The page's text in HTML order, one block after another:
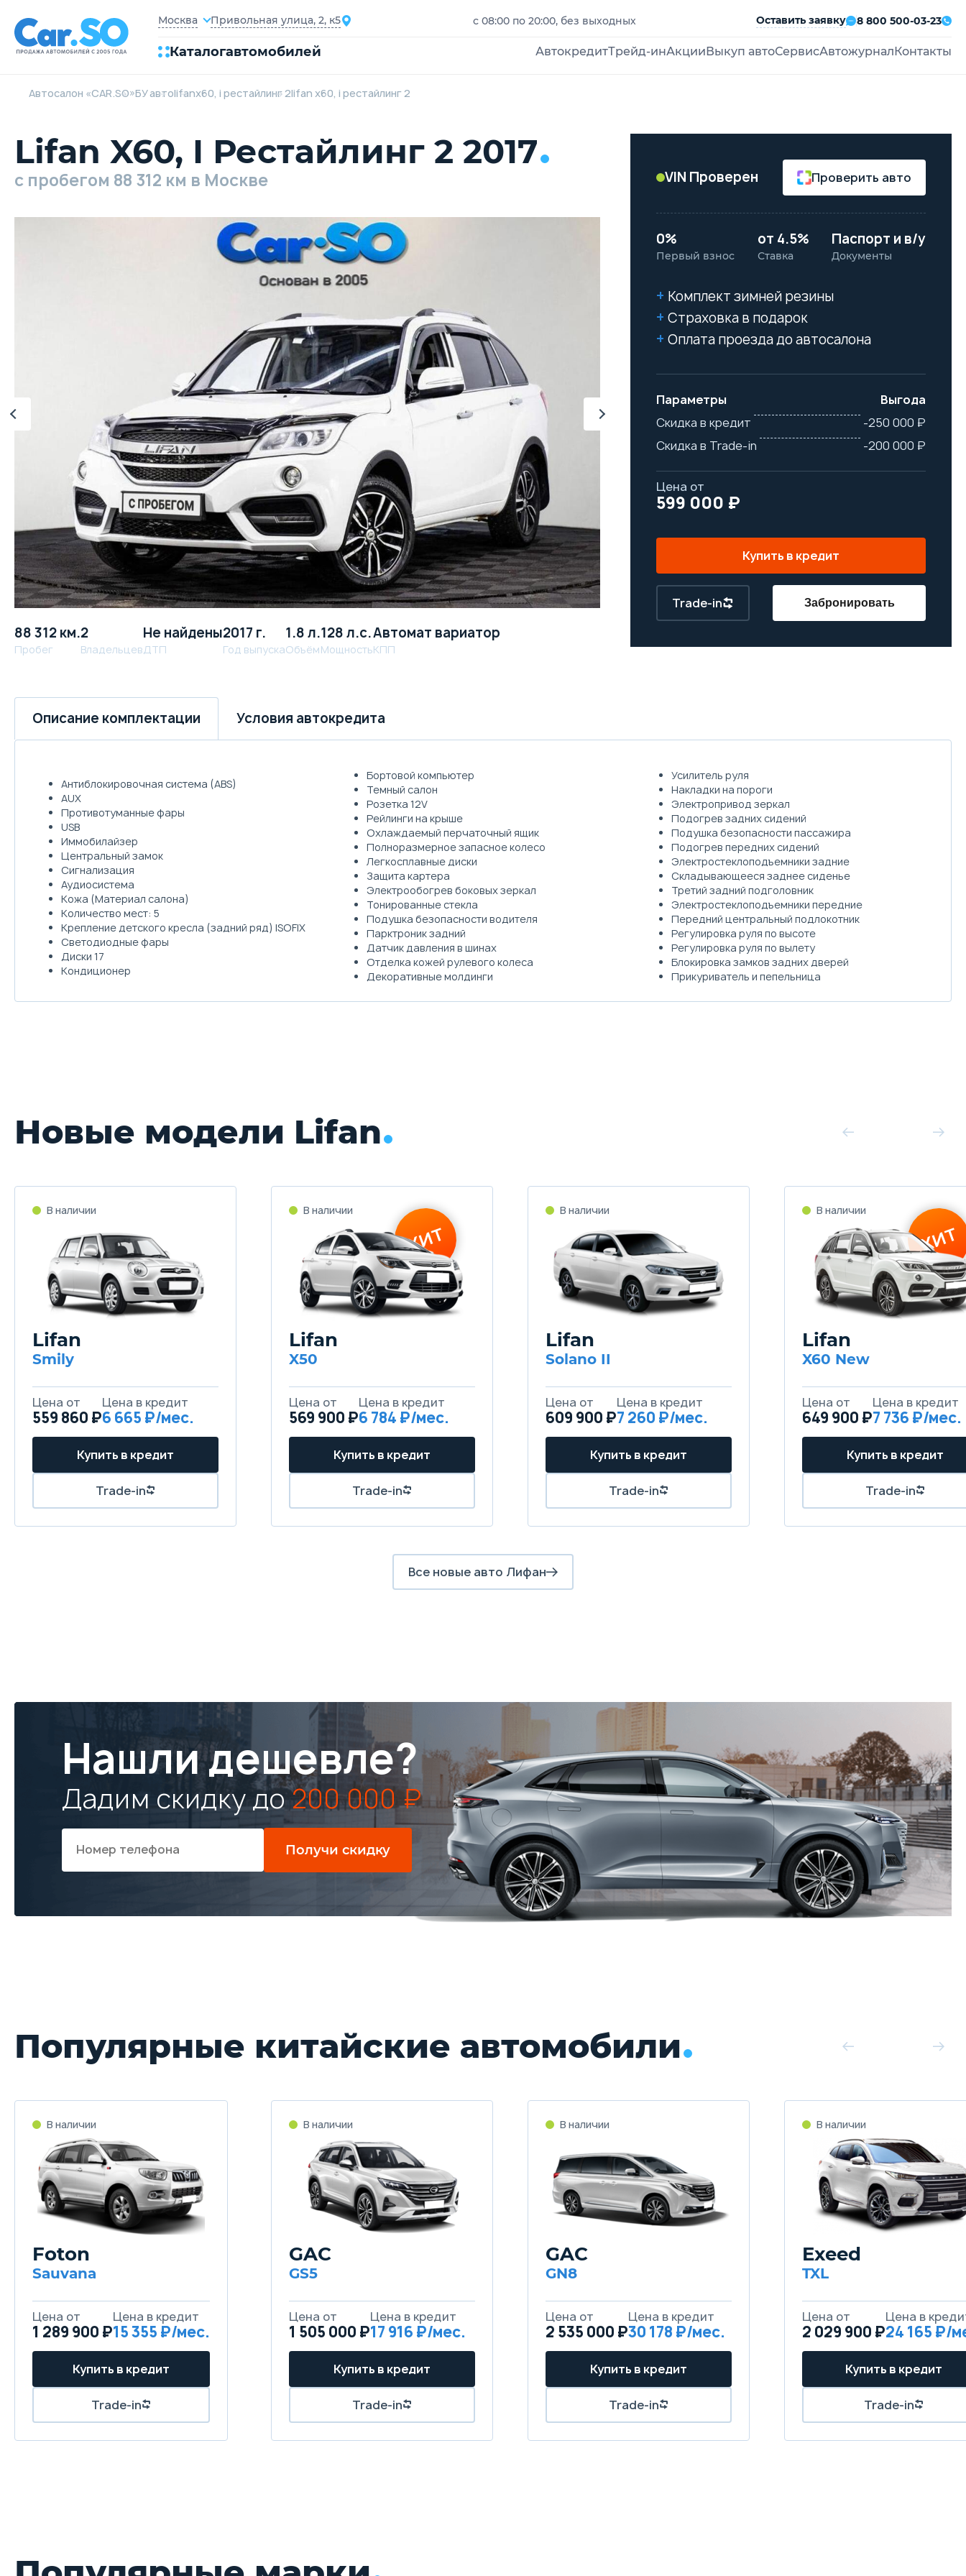
Москва Привольная улица, 2, к5 с 08:00 по 20:00, без выходных Оставить заявку 8 800 500-03-23
Каталогавтомобилей АвтокредитТрейд-инАкции Выкуп автоСервисАвтожурнал Контакты
Автосалон «CAR.SO»БУ автоlifanx60, i рестайлинг 2lifan x60, i рестайлинг 2
Lifan X60, I Рестайлинг 2 2017
c пробегом 88 312 км в Москве
88 312 км.
Пробег
2
Владельцев
Не найдены
ДТП
2017 г.
Год выпуска
1.8 л.
Объём
128 л.с.
Мощность
Автомат вариатор
КПП
VIN Проверен Проверить авто
0%
Первый взнос
от 4.5%
Ставка
Паспорт и в/у
Документы
Комплект зимней резины
Страховка в подарок
Оплата проезда до автосалона
Параметры
Выгода
Скидка в кредит
-250 000 ₽
Скидка в Trade-in
-200 000 ₽
Цена от
599 000 ₽
Купить в кредит
Trade-in Забронировать
Описание комплектации Условия автокредита
Антиблокировочная система (ABS)
AUX
Противотуманные фары
USB
Иммобилайзер
Центральный замок
Сигнализация
Аудиосистема
Кожа (Материал салона)
Количество мест: 5
Крепление детского кресла (задний ряд) ISOFIX
Светодиодные фары
Диски 17
Кондиционер
Бортовой компьютер
Темный салон
Розетка 12V
Рейлинги на крыше
Охлаждаемый перчаточный ящик
Полноразмерное запасное колесо
Легкосплавные диски
Защита картера
Электрообогрев боковых зеркал
Тонированные стекла
Подушка безопасности водителя
Парктроник задний
Датчик давления в шинах
Отделка кожей рулевого колеса
Декоративные молдинги
Усилитель руля
Накладки на пороги
Электропривод зеркал
Подогрев задних сидений
Подушка безопасности пассажира
Подогрев передних сидений
Электростеклоподъемники задние
Складывающееся заднее сиденье
Третий задний подголовник
Электростеклоподъемники передние
Передний центральный подлокотник
Регулировка руля по высоте
Регулировка руля по вылету
Блокировка замков задних дверей
Прикуриватель и пепельница
Новые модели Lifan
Lifan
Smily
559 860 ₽6 665
Lifan
X50
569 900 ₽6 784
Lifan
Solano II
609 900 ₽7 260
Lifan
X60 New
649 900 ₽7 736
Все новые авто Лифан
Нашли дешевле?
Дадим скидку до200 000 ₽
Получи скидку
Популярные китайские автомобили
Foton
Sauvana
1 289 900 ₽15 355
GAC
GS5
1 505 000 ₽17 916
GAC
GN8
2 535 000 ₽30 178
Exeed
TXL
2 029 900 ₽24 165